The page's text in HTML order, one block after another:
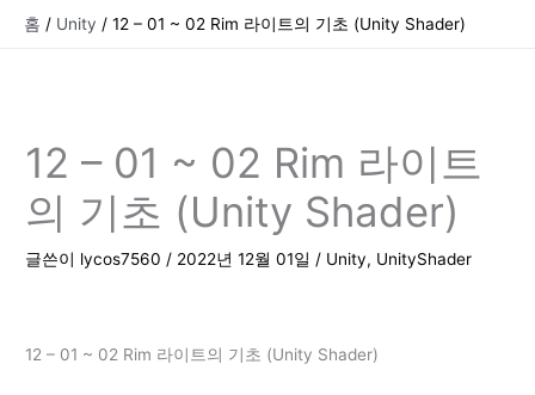
홈 Unity 12 – 01 ~ 02 Rim 라이트의 기초 (Unity Shader)
12 – 01 ~ 02 Rim 라이트
의 기초 (Unity Shader)
글쓴이 lycos7560/ 2022년 12월 01일/ Unity, UnityShader
12 – 01 ~ 02 Rim 라이트의 기초 (Unity Shader)